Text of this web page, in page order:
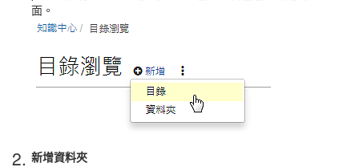
面。
2. 新增資料夾